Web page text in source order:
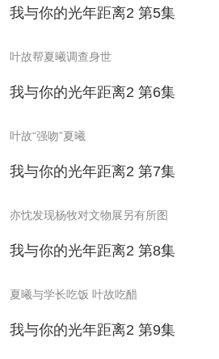
我与你的光年距离2 第5集
叶故帮夏曦调查身世
我与你的光年距离2 第6集
叶故“强吻”夏曦
我与你的光年距离2 第7集
亦忱发现杨牧对文物展另有所图
我与你的光年距离2 第8集
夏曦与学长吃饭 叶故吃醋
我与你的光年距离2 第9集